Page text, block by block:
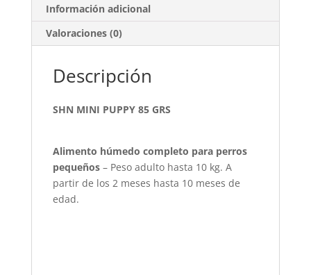
Información adicional
Valoraciones (0)
Descripción
SHN MINI PUPPY 85 GRS
Alimento húmedo completo para perros
pequeños– Peso adulto hasta 10 kg. A
partir de los 2 meses hasta 10 meses de
edad.